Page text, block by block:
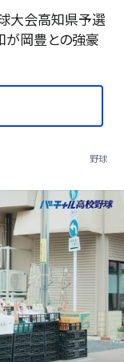
大会高知県予選
が岡豊との強豪
野球